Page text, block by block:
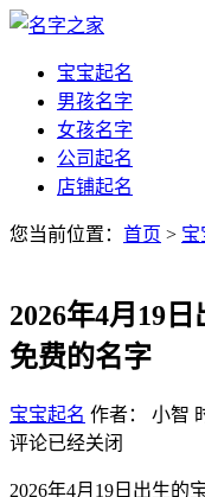
宝宝起名
男孩名字
女孩名字
公司起名
店铺起名
您当前位置： 首页 > 宝
2026年4月19
免费的名字
宝宝起名 作者： 小智
评论已经关闭
2026年4月19日出生的